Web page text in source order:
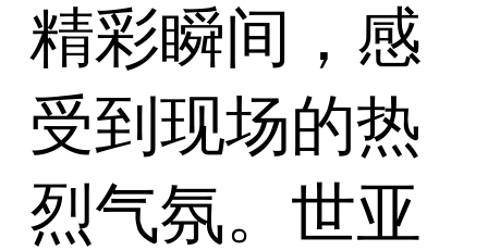
精彩瞬间，感
受到现场的热
烈气氛。世亚